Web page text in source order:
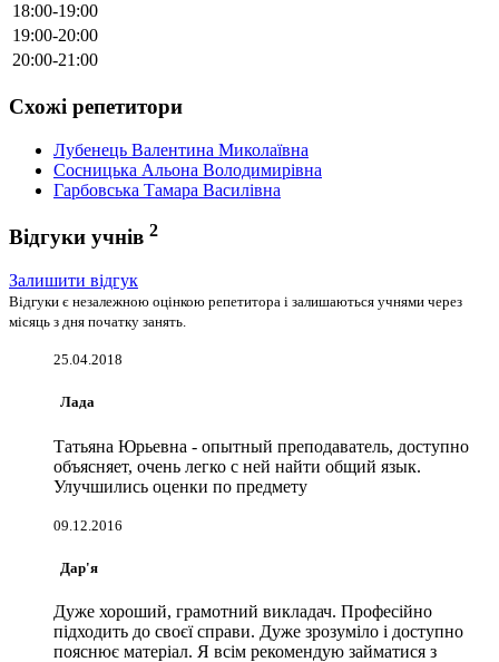
18:00-19:00
19:00-20:00
20:00-21:00
Схожі репетитори
Лубенець Валентина Миколаївна
Сосницька Альона Володимирівна
Гарбовська Тамара Василівна
Відгуки учнів 2
Залишити відгук
Відгуки є незалежною оцінкою репетитора і залишаються учнями через
місяць з дня початку занять.
25.04.2018
Лада
Татьяна Юрьевна - опытный преподаватель, доступно
объясняет, очень легко с ней найти общий язык.
Улучшились оценки по предмету
09.12.2016
Дар'я
Дуже хороший, грамотний викладач. Професійно
підходить до своєї справи. Дуже зрозуміло і доступно
пояснює матеріал. Я всім рекомендую займатися з